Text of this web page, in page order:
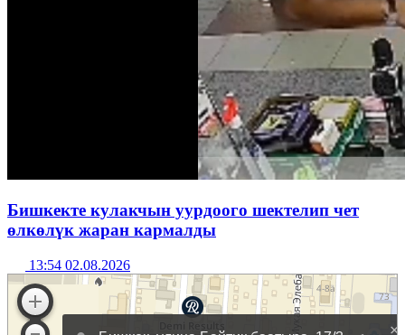
Бишкекте кулакчын уурдоого шектелип чет
өлкөлүк жаран кармалды
13:54 02.08.2026